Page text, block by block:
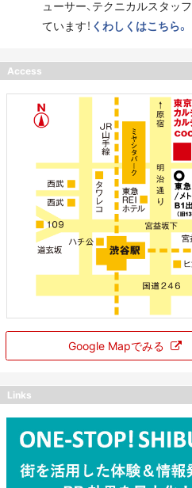
ューサー、テクニカルスタッ
ています！ くわしくはこちら。
Access
Google Mapでみる
Links